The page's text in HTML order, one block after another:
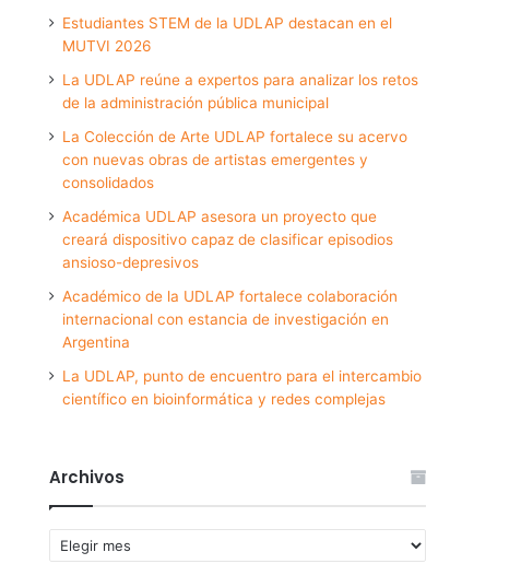
Estudiantes STEM de la UDLAP destacan en el
MUTVI 2026
La UDLAP reúne a expertos para analizar los retos
de la administración pública municipal
La Colección de Arte UDLAP fortalece su acervo
con nuevas obras de artistas emergentes y
consolidados
Académica UDLAP asesora un proyecto que
creará dispositivo capaz de clasificar episodios
ansioso-depresivos
Académico de la UDLAP fortalece colaboración
internacional con estancia de investigación en
Argentina
La UDLAP, punto de encuentro para el intercambio
científico en bioinformática y redes complejas
Archivos
Archivos